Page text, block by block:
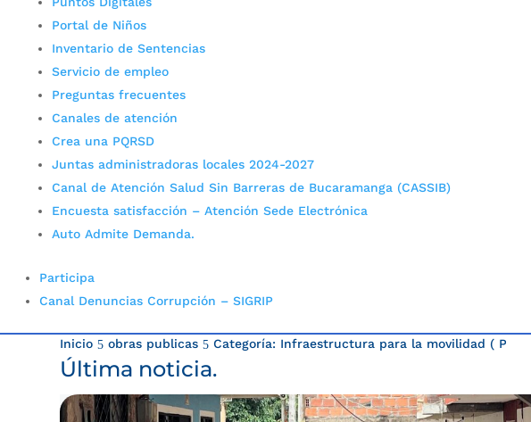
Portal de Niños
Inventario de Sentencias
Servicio de empleo
Preguntas frecuentes
Canales de atención
Crea una PQRSD
Juntas administradoras locales 2024-2027
Canal de Atención Salud Sin Barreras de Bucaramanga (CASSIB)
Encuesta satisfacción – Atención Sede Electrónica
Auto Admite Demanda.
Participa
Canal Denuncias Corrupción – SIGRIP
Inicio 5 obras publicas 5 Categoría: Infraestructura para la movilidad ( Page )
Última noticia.